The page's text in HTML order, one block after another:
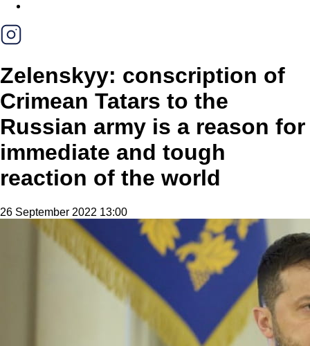
Zelenskyy: conscription of
Crimean Tatars to the
Russian army is a reason for
immediate and tough
reaction of the world
26 September 2022 13:00